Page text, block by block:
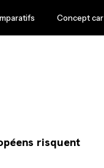
Concept car
risquent